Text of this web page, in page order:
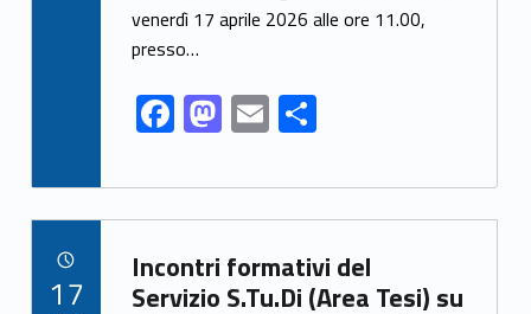
o
k
n
venerdì 17 aprile 2026 alle ore 11.00,
presso…
F
ac
e
b
o
M
as
to
d
o
E
m
ai
l
S
ar
e
Link identifier archive #link-archive-78632
Incontri formativi del
Servizio S.Tu.Di (Area Tesi) su
17